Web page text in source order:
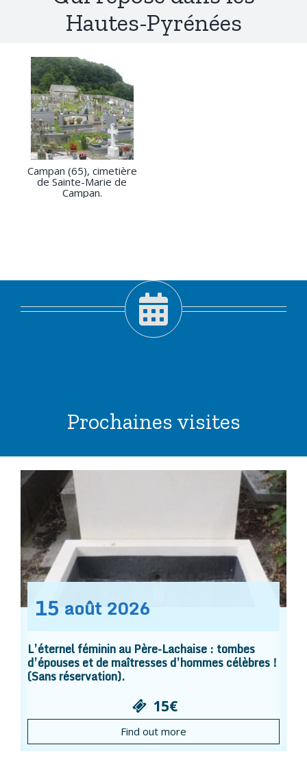
Hautes-Pyrénées
Campan (65), cimetière
de Sainte-Marie de
Campan.
Prochaines visites
15 août 2026
L’éternel féminin au Père-Lachaise : tombes
d’épouses et de maîtresses d’hommes célèbres !
(Sans réservation).
15€
Find out more